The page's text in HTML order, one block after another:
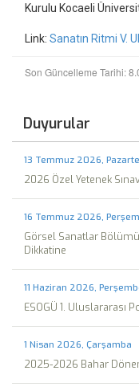
Kurulu Kocaeli
Link: Sanatın Ritmi V.
Son Güncelleme Tarihi:
Duyurular
13 Temmuz 2026,
2026 Özel Yetenek
16 Temmuz 2026,
Görsel Sanatlar Bölümü
Dikkatine
11 Haziran 2026,
ESOGÜ 1. Uluslararası
1 Nisan 2026, Çarşamba
2025-2026 Bahar